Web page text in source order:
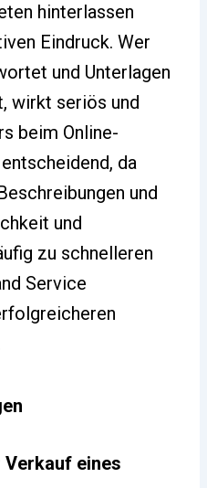
hinterlassen
Eindruck. Wer
und Unterlagen
wirkt seriös und
beim Online-
da
und
und
zu schnelleren
Service
Verkauf eines